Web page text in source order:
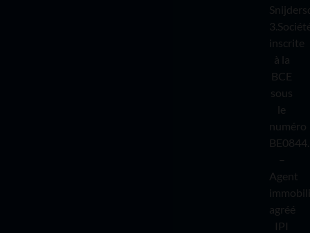
inscrite
à la
BCE
sous
le
numéro
–
Agent
agréé
IPI